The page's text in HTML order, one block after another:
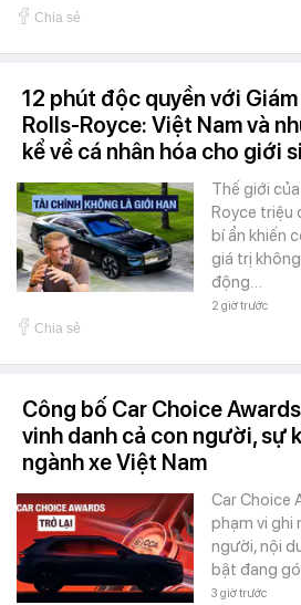
Chia sẻ
12 phút độc quyền với
Rolls-Royce: Việt Nam và
kể về cá nhân hóa cho giới
Thế giới
Royce triệu
bí ẩn khiến
giá trị
động…
2 giờ trước
Chia sẻ
Công bố Car Choice
vinh danh cả con người, sự
ngành xe Việt Nam
Car Choice
phạm vi ghi
người, nội
bật đang
3 giờ trước